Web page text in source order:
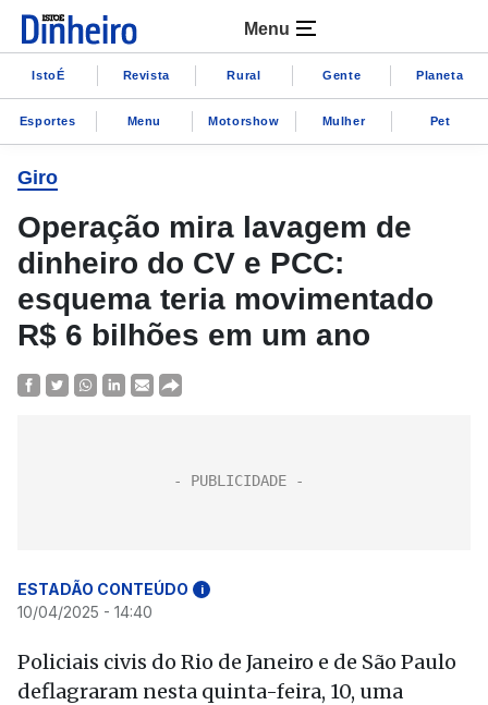
Menu
IstoÉ Revista Rural Gente Planeta
Esportes Menu Motorshow Mulher Pet
Giro
Operação mira lavagem de
dinheiro do CV e PCC:
esquema teria movimentado
R$ 6 bilhões em um ano
ESTADÃO CONTEÚDO i
10/04/2025 - 14:40
Policiais civis do Rio de Janeiro e de São Paulo
deflagraram nesta quinta-feira, 10, uma